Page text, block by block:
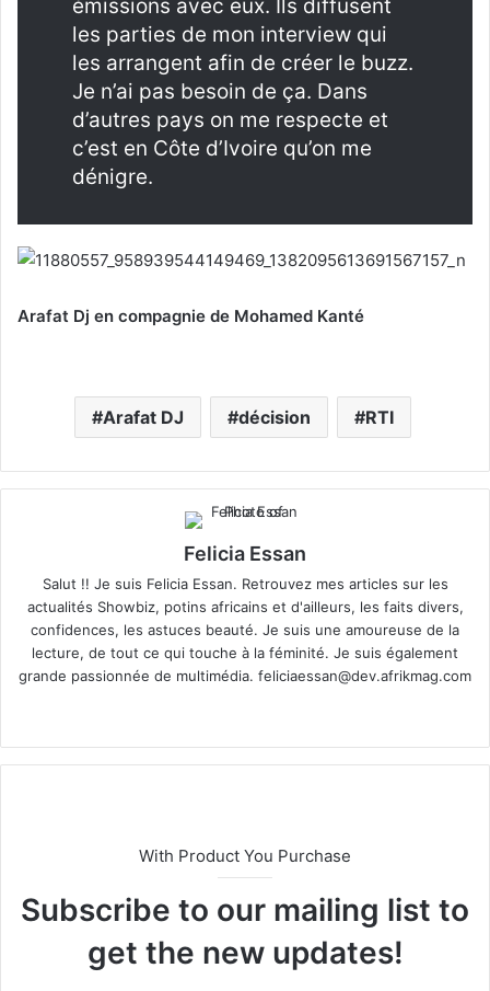
émissions avec eux. Ils diffusent
les parties de mon interview qui
les arrangent afin de créer le buzz.
Je n’ai pas besoin de ça. Dans
d’autres pays on me respecte et
c’est en Côte d’Ivoire qu’on me
dénigre.
Arafat Dj en compagnie de Mohamed Kanté
Arafat DJ décision RTI
Felicia Essan
Salut !! Je suis Felicia Essan. Retrouvez mes articles sur les
actualités Showbiz, potins africains et d'ailleurs, les faits divers,
confidences, les astuces beauté. Je suis une amoureuse de la
lecture, de tout ce qui touche à la féminité. Je suis également
grande passionnée de multimédia. feliciaessan@dev.afrikmag.com
te
With Product You Purchase
Subscribe to our mailing list to
get the new updates!